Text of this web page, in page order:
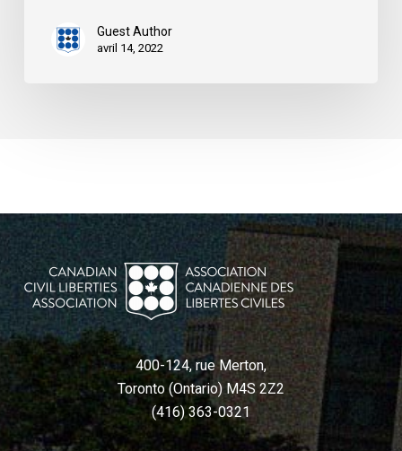
Guest Author
avril 14, 2022
400-124, rue Merton,
Toronto (Ontario) M4S 2Z2
(416) 363-0321